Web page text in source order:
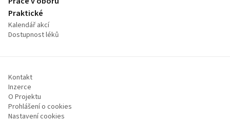
Praktické
Kalendář akcí
Dostupnost léků
Kontakt
Inzerce
O Projektu
Prohlášení o cookies
Nastavení cookies